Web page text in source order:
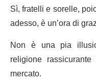
Sì, fratelli e sorelle,
adesso, è un’ora di
Non è una pia
religione
mercato.